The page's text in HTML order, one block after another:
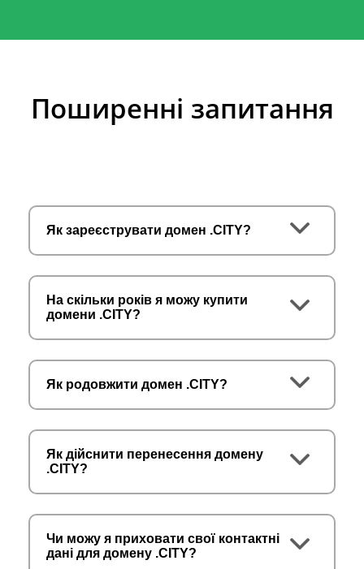
Поширенні запитання
Як зареєструвати домен .CITY?
На скільки років я можу купити
домени .CITY?
Як родовжити домен .CITY?
Як дійснити перенесення домену
.CITY?
Чи можу я приховати свої контактні
дані для домену .CITY?